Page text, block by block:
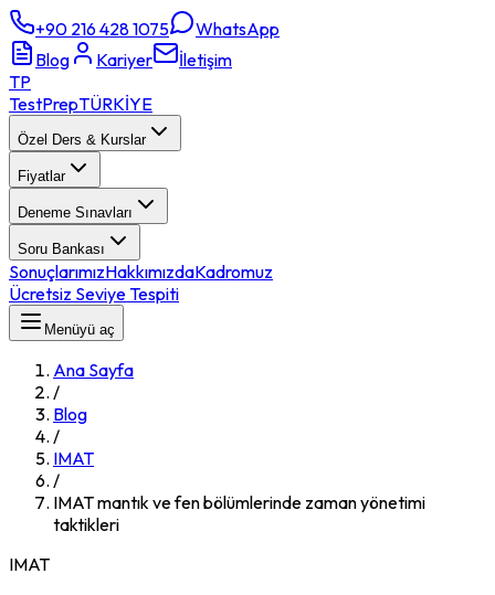
+90 216 428 1075
WhatsApp
Blog
Kariyer
İletişim
TP
TestPrepTÜRKİYE
Özel Ders & Kurslar
Fiyatlar
Deneme Sınavları
Soru Bankası
SonuçlarımızHakkımızdaKadromuz
Ücretsiz Seviye Tespiti
Menüyü aç
Ana Sayfa
/
Blog
/
IMAT
/
IMAT mantık ve fen bölümlerinde zaman yönetimi
taktikleri
IMAT